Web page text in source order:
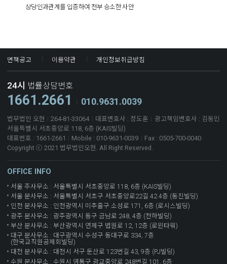
상당인과관계를 입증하여 전부 승소한 사안​
면책공고 이용약관 개인정보취급방침
24시 법률상담번호
1661.2661 010.9631.0039
법무법인 오현 264-81-33064 대표변호사 : 정도훈
광고책임변호사 : 김동민
서울특별시 서초중앙로 118, 6층 (KAIS빌딩)
대표번호 : 1661-2661
Mobile : 010-9631-0039
Fax : 0505-700-0040
Copyright ⓒ 2021 법무법인오현. All Right Reserved.
OFFICE INFO
서울 주사무소 : 서울특별시 서초중앙로 118, 6층 (KAIS빌딩)
서울 분사무소 : 서울특별시 서초구 서초중앙로22길 42 4층 (동진빌딩)
인천 분사무소 : 인천광역시 미추홀구 소성로 171, 6층 (로시스빌딩)
광주 분사무소 : 광주광역시 동구 금남로 248, 4층 (천하빌딩)
부산 분사무소 : 부산광역시 연제구 법원로 12, 12층 (로윈타워)
대구 분사무소 : 대구광역시 수성구 동대구로 334, 7층
(한국교직원공제회빌딩)
대전 분사무소 : 대전시 서구 둔산로 123번길 43, 9층 (PJ빌딩)
수원 분사무소 : 수원시 영통구 광교중앙로 248번길 101, 6층